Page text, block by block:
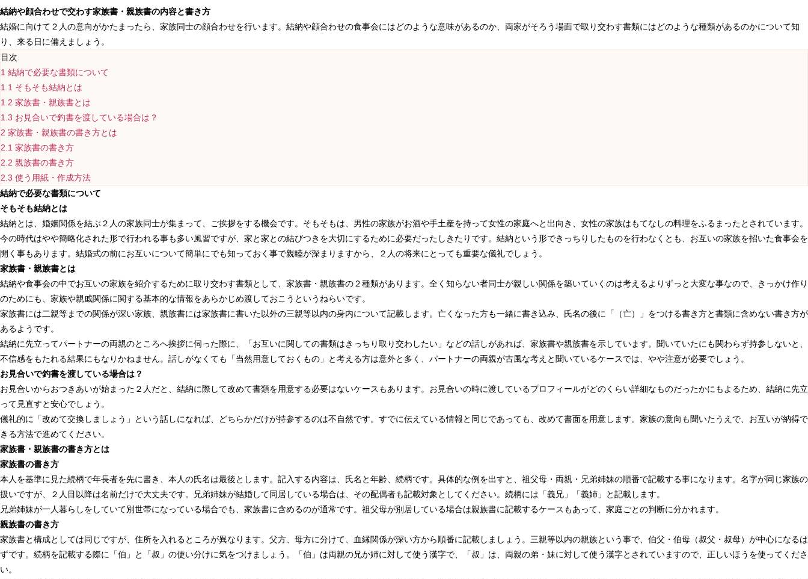
結納や顔合わせで交わす家族書・親族書の内容と書き方
結婚に向けて２人の意向がかたまったら、家族同士の顔合わせを行います。結納や顔合わせの食事会にはどのような意味があるのか、両家がそろう場面で取り交わす書類にはどのような種類があるのかについて知
り、来る日に備えましょう。
目次
1 結納で必要な書類について
1.1 そもそも結納とは
1.2 家族書・親族書とは
1.3 お見合いで釣書を渡している場合は？
2 家族書・親族書の書き方とは
2.1 家族書の書き方
2.2 親族書の書き方
2.3 使う用紙・作成方法
結納で必要な書類について
そもそも結納とは
結納とは、婚姻関係を結ぶ２人の家族同士が集まって、ご挨拶をする機会です。そもそもは、男性の家族がお酒や手土産を持って女性の家庭へと出向き、女性の家族はもてなしの料理をふるまったとされています。
今の時代はやや簡略化された形で行われる事も多い風習ですが、家と家との結びつきを大切にするために必要だったしきたりです。結納という形できっちりしたものを行わなくとも、お互いの家族を招いた食事会を
開く事もあります。結婚式の前にお互いについて簡単にでも知っておく事で親睦が深まりますから、２人の将来にとっても重要な儀礼でしょう。
家族書・親族書とは
結納や食事会の中でお互いの家族を紹介するために取り交わす書類として、家族書・親族書の２種類があります。全く知らない者同士が親しい関係を築いていくのは考えるよりずっと大変な事なので、きっかけ作り
のためにも、家族や親戚関係に関する基本的な情報をあらかじめ渡しておこうというねらいです。
家族書には二親等までの関係が深い家族、親族書には家族書に書いた以外の三親等以内の身内について記載します。亡くなった方も一緒に書き込み、氏名の後に「（亡）」をつける書き方と書類に含めない書き方が
あるようです。
結納に先立ってパートナーの両親のところへ挨拶に伺った際に、「お互いに関しての書類はきっちり取り交わしたい」などの話しがあれば、家族書や親族書を示しています。聞いていたにも関わらず持参しないと、
不信感をもたれる結果にもなりかねません。話しがなくても「当然用意しておくもの」と考える方は意外と多く、パートナーの両親が古風な考えと聞いているケースでは、やや注意が必要でしょう。
お見合いで釣書を渡している場合は？
お見合いからおつきあいが始まった２人だと、結納に際して改めて書類を用意する必要はないケースもあります。お見合いの時に渡しているプロフィールがどのくらい詳細なものだったかにもよるため、結納に先立
って見直すと安心でしょう。
儀礼的に「改めて交換しましょう」という話しになれば、どちらかだけが持参するのは不自然です。すでに伝えている情報と同じであっても、改めて書面を用意します。家族の意向も聞いたうえで、お互いが納得で
きる方法で進めてください。
家族書・親族書の書き方とは
家族書の書き方
本人を基準に見た続柄で年長者を先に書き、本人の氏名は最後とします。記入する内容は、氏名と年齢、続柄です。具体的な例を出すと、祖父母・両親・兄弟姉妹の順番で記載する事になります。名字が同じ家族の
扱いですが、２人目以降は名前だけで大丈夫です。兄弟姉妹が結婚して同居している場合は、その配偶者も記載対象としてください。続柄には「義兄」「義姉」と記載します。
兄弟姉妹が一人暮らしをしていて別世帯になっている場合でも、家族書に含めるのが通常です。祖父母が別居している場合は親族書に記載するケースもあって、家庭ごとの判断に分かれます。
親族書の書き方
家族書と構成としては同じですが、住所を入れるところが異なります。父方、母方に分けて、血縁関係が深い方から順番に記載しましょう。三親等以内の親族という事で、伯父・伯母（叔父・叔母）が中心になるは
ずです。続柄を記載する際に「伯」と「叔」の使い分けに気をつけましょう。「伯」は両親の兄か姉に対して使う漢字で、「叔」は、両親の弟・妹に対して使う漢字とされていますので、正しいほうを使ってくださ
い。